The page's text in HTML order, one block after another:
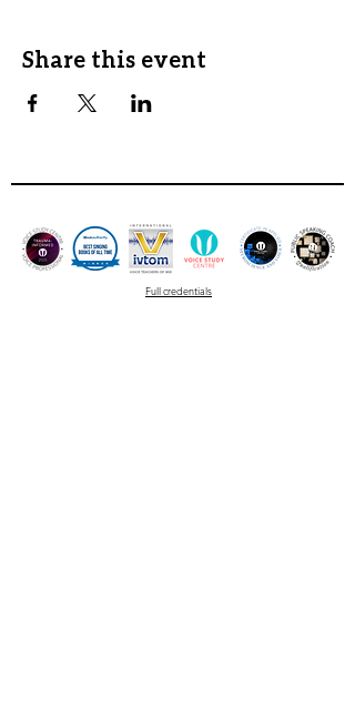
L'ambiance est BIENVEILLANTE et sans
jugement avant tout, donc pas de panique !
Share this event
Full credentials